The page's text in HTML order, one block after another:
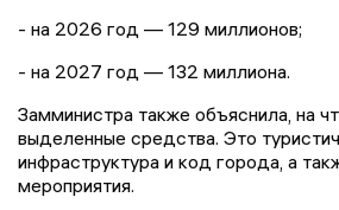
- на 2026 год — 129 миллионов;
- на 2027 год — 132 миллиона.
Замминистра также объяснила, на
выделенные средства. Это
инфраструктура и код города, а
мероприятия.